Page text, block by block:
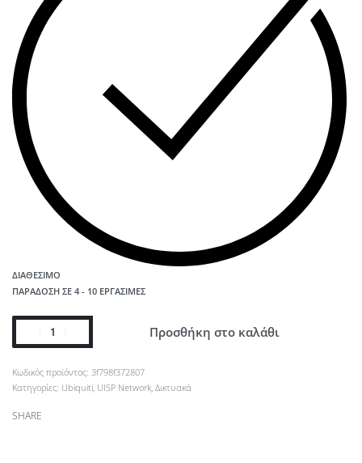
ΔΙΑΘΈΣΙΜΟ
ΠΑΡΆΔΟΣΗ ΣΕ 4 - 10 ΕΡΓΆΣΙΜΕΣ
Προσθήκη στο καλάθι
3f798f372807
Κατηγορίες: Ubiquiti UISP Network Δικτυακά
SHARE